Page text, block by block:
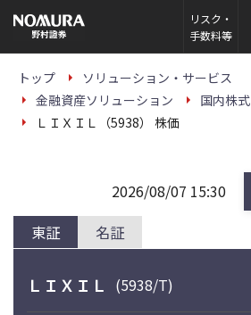
の
ー
リスク・
手数料等
トップ
ソリューション・サービス
金融資産ソリューション
国内株式
ＬＩＸＩＬ（5938） 株価
東証 名証
2026/08/07 15:30
ＬＩＸＩＬ (5938/T)